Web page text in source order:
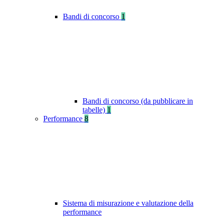
Bandi di concorso 1
Bandi di concorso (da pubblicare in
tabelle) 1
Performance 8
Sistema di misurazione e valutazione della
performance